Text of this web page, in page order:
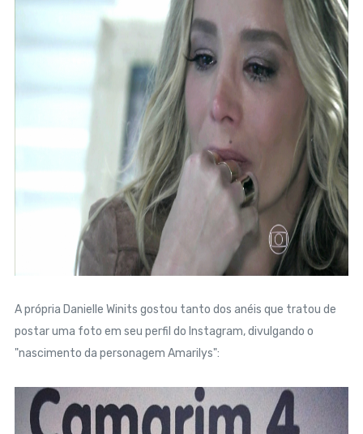
A própria Danielle Winits gostou tanto dos anéis que tratou de
postar uma foto em seu perfil do Instagram, divulgando o
"nascimento da personagem Amarilys":